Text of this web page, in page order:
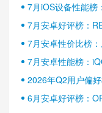
7月iOS设备性能榜
7月安卓好评榜：
半壁江山
7月安卓性价比榜
7月安卓性能榜：
2026年Q2用户偏
6月安卓好评榜：